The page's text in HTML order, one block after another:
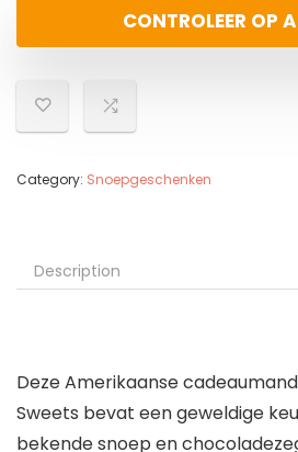
CONTROLEER OP
Category: Snoepgeschenken
Description
Deze Amerikaanse
Sweets bevat een geweldige
bekende snoep en